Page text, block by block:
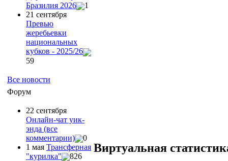
Бразилия 2026
1
21 сентября
Превью
жеребьевки
национальных
кубков - 2025/26
59
Все новости
Форум
22 сентября
Онлайн-чат уик-
энда (все
комментарии)
0
1 мая Трансферная
"курилка"
826
Виртуальная